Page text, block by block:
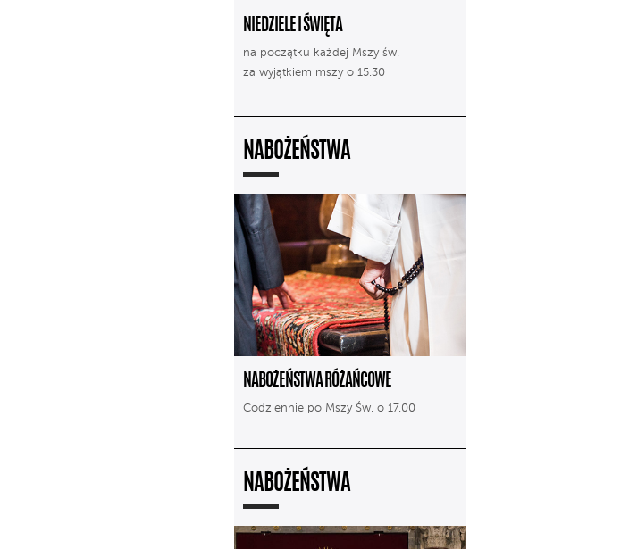
NIEDZIELE I ŚWIĘTA
na początku każdej Mszy św.
za wyjątkiem mszy o 15.30
NABOŻEŃSTWA
NABOŻEŃSTWA RÓŻAŃCOWE
Codziennie po Mszy Św. o 17.00
NABOŻEŃSTWA